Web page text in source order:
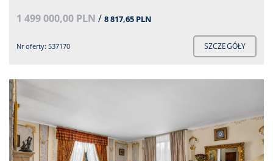
1 499 000,00 PLN / 8 817,65 PLN
Nr oferty: 537170 SZCZEGÓŁY